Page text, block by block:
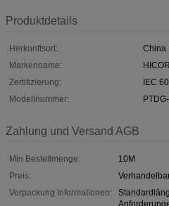
Produktdetails
Herkunftsort:
China
Markenname:
Zertifizierung:
IEC
Modellnummer:
Zahlung und Versand AGB
Min Bestellmenge:
10M
Preis:
Verpackung Informationen: